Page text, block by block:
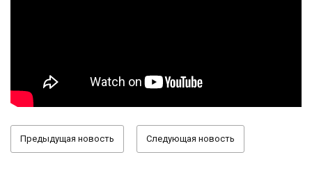
Предыдущая новость Следующая новость